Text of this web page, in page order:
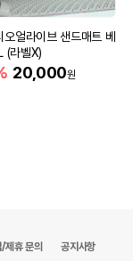
오얼라이브 샌드매트 베
(라벨X)
20,000원
/제휴 문의 공지사항